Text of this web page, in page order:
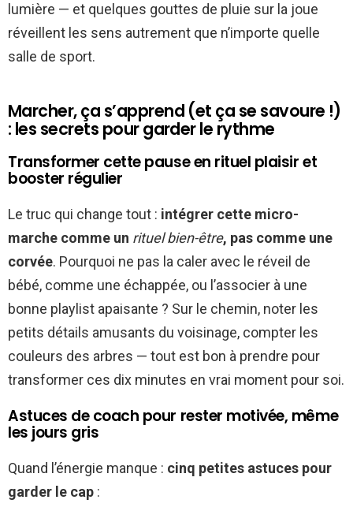
lumière — et quelques gouttes de pluie sur la joue
réveillent les sens autrement que n’importe quelle
salle de sport.
Marcher, ça s’apprend (et ça se savoure !)
: les secrets pour garder le rythme
Transformer cette pause en rituel plaisir et
booster régulier
Le truc qui change tout : intégrer cette micro-
marche comme un rituel bien-être, pas comme une
corvée. Pourquoi ne pas la caler avec le réveil de
bébé, comme une échappée, ou l’associer à une
bonne playlist apaisante ? Sur le chemin, noter les
petits détails amusants du voisinage, compter les
couleurs des arbres — tout est bon à prendre pour
transformer ces dix minutes en vrai moment pour soi.
Astuces de coach pour rester motivée, même
les jours gris
Quand l’énergie manque : cinq petites astuces pour
garder le cap :